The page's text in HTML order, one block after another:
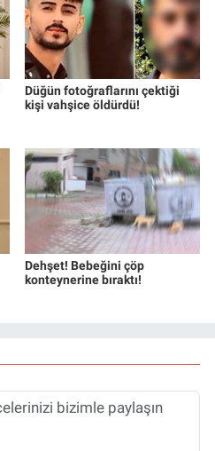
Düğün fotoğraflarını çektiği
kişi vahşice öldürdü!
Dehşet! Bebeğini çöp
konteynerine bıraktı!